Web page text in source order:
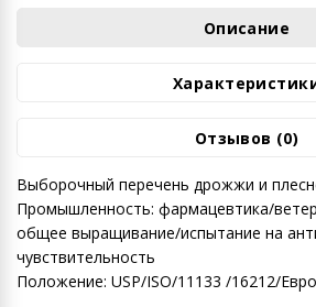
Описание
Отзывов (0)
Выборочный перечень дрожжи и
Промышленность: фармацевтика/
общее выращивание/испытание на
чувствительность
Положение: USP/ISO/11133 /16212/